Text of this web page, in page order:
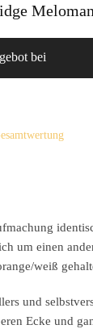
bei
um einen
weiß
und
Ecke und